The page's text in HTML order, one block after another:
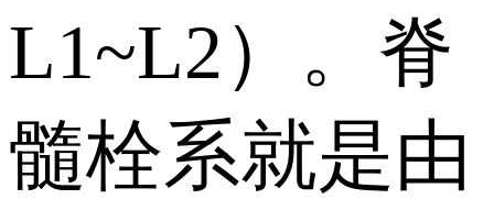
L1~L2）。脊
髓栓系就是由